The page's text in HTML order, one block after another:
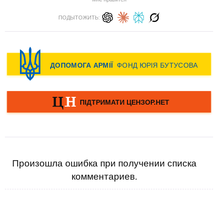
ПОДЫТОЖИТЬ:
Произошла ошибка при получении списка
комментариев.